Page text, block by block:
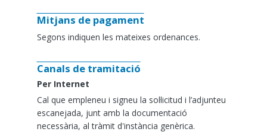
Mitjans de pagament
Segons indiquen les mateixes ordenances.
Canals de tramitació
Per Internet
Cal que empleneu i signeu la sol·licitud i l’adjunteu
escanejada, junt amb la documentació
necessària, al tràmit d'instància genèrica.